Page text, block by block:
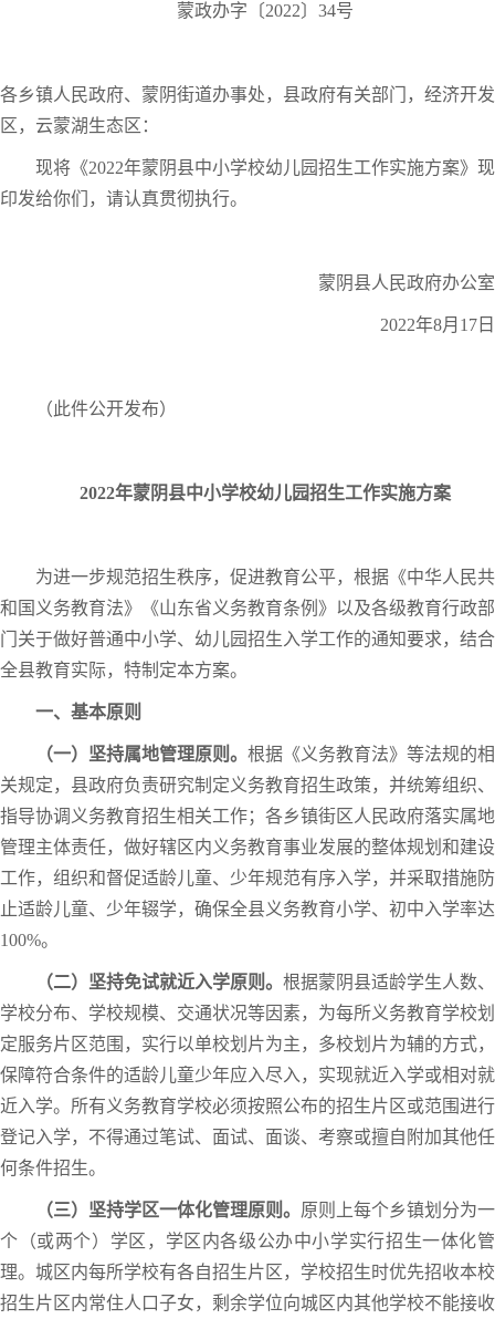
蒙政办字〔2022〕34号
各乡镇人民政府、蒙阴街道办事处，县政府有关部门，经济开发
区，云蒙湖生态区：
现将《2022年蒙阴县中小学校幼儿园招生工作实施方案》现
印发给你们，请认真贯彻执行。
蒙阴县人民政府办公室
2022年8月17日
（此件公开发布）
2022年蒙阴县中小学校幼儿园招生工作实施方案
为进一步规范招生秩序，促进教育公平，根据《中华人民共
和国义务教育法》《山东省义务教育条例》以及各级教育行政部
门关于做好普通中小学、幼儿园招生入学工作的通知要求，结合
全县教育实际，特制定本方案。
一、基本原则
（一）坚持属地管理原则。 根据《义务教育法》等法规的相
关规定，县政府负责研究制定义务教育招生政策，并统筹组织、
指导协调义务教育招生相关工作；各乡镇街区人民政府落实属地
管理主体责任，做好辖区内义务教育事业发展的整体规划和建设
工作，组织和督促适龄儿童、少年规范有序入学，并采取措施防
止适龄儿童、少年辍学，确保全县义务教育小学、初中入学率达
100%。
（二）坚持免试就近入学原则。 根据蒙阴县适龄学生人数、
学校分布、学校规模、交通状况等因素，为每所义务教育学校划
定服务片区范围，实行以单校划片为主，多校划片为辅的方式，
保障符合条件的适龄儿童少年应入尽入，实现就近入学或相对就
近入学。所有义务教育学校必须按照公布的招生片区或范围进行
登记入学，不得通过笔试、面试、面谈、考察或擅自附加其他任
何条件招生。
（三）坚持学区一体化管理原则。 原则上每个乡镇划分为一
个（或两个）学区，学区内各级公办中小学实行招生一体化管
理。城区内每所学校有各自招生片区，学校招生时优先招收本校
招生片区内常住人口子女，剩余学位向城区内其他学校不能接收